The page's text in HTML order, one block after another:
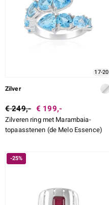
17-20
Zilver
€ 249,- € 199,-
Zilveren ring met Marambaia-
topaasstenen (de Melo Essence)
-25%